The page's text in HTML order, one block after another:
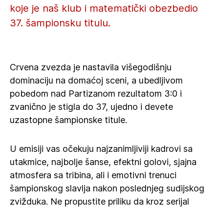
koje je naš klub i matematički obezbedio
37. šampionsku titulu.
Crvena zvezda je nastavila višegodišnju
dominaciju na domaćoj sceni, a ubedljivom
pobedom nad Partizanom rezultatom 3:0 i
zvanično je stigla do 37, ujedno i devete
uzastopne šampionske titule.
U emisiji vas očekuju najzanimljiviji kadrovi sa
utakmice, najbolje šanse, efektni golovi, sjajna
atmosfera sa tribina, ali i emotivni trenuci
šampionskog slavlja nakon poslednjeg sudijskog
zvižduka. Ne propustite priliku da kroz serijal